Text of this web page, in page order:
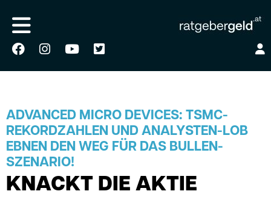
ADVANCED MICRO DEVICES: TSMC-
REKORDZAHLEN UND ANALYSTEN-LOB
EBNEN DEN WEG FÜR DAS BULLEN-
SZENARIO!
KNACKT DIE AKTIE